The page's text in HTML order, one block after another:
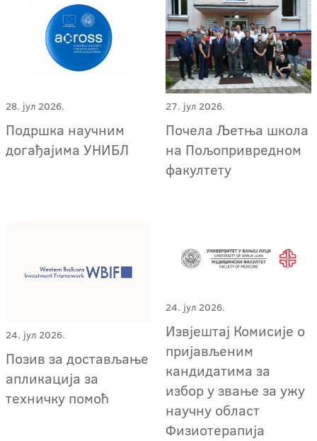
28. јул 2026.
Подршка научним
догађајима УНИБЛ
27. јул 2026.
Почела Љетња школа
на Пољопривредном
факултету
24. јул 2026.
Позив за достављање
апликација за
техничку помоћ
24. јул 2026.
Извјештај Комисије о
пријављеним
кандидатима за
избор у звање за ужу
научну област
Физиотерапија